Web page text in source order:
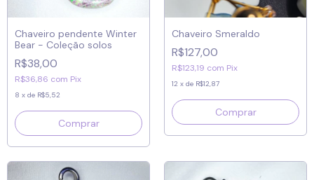
Chaveiro pendente Winter
Bear - Coleção solos
R$38,00
R$36,86 com Pix
8 x de R$5,52
Chaveiro Smeraldo
R$127,00
R$123,19 com Pix
12 x de R$12,87